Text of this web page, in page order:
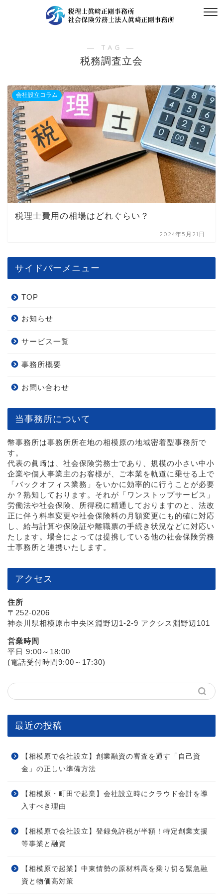
― TAG ―
税務調査立会
会社設立コラム
税理士費用の相場はどれぐらい？
2024年5月21日
サイドバーメニュー
TOP
お知らせ
サービス一覧
事務所概要
お問い合わせ
当事務所について
幣事務所は事務所所在地の相模原の地域密着型事務所で
す。
代表の眞﨑は、社会保険労務士であり、規模の小さい中小
企業や個人事業主のお客様が、ご本業を軌道に乗せる上で
「バックオフィス業務」をいかに効率的に行うことが必要
か？熟知しております。それが「ワンストップサービス」
労働法や社会保険、所得税に精通しておりますのと、法改
正に伴う料率変更や社会保険料の月額変更にも的確に対応
し、給与計算や保険証や離職票の手続き状況などに対応い
たします。場合によっては提携している他の社会保険労務
士事務所と連携いたします。
アクセス
住所
〒252-0206
神奈川県相模原市中央区淵野辺1-2-9 アクシス淵野辺101
営業時間
平日 9:00～18:00
(電話受付時間9:00～17:30)
最近の投稿
【相模原で会社設立】創業融資の審査を通す「自己資
金」の正しい準備方法
【相模原・町田で起業】会社設立時にクラウド会計を導
入すべき理由
【相模原で会社設立】登録免許税が半額！特定創業支援
等事業と融資
【相模原で起業】中東情勢の原材料高を乗り切る緊急融
資と物価高対策